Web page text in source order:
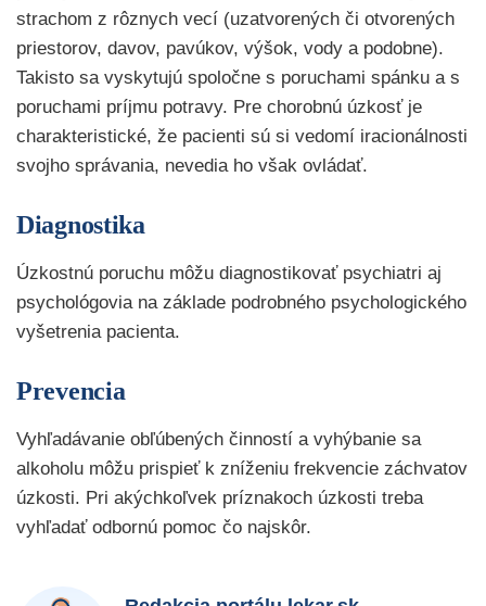
strachom z rôznych vecí (uzatvorených či otvorených
priestorov, davov, pavúkov, výšok, vody a podobne).
Takisto sa vyskytujú spoločne s poruchami spánku a s
poruchami príjmu potravy. Pre chorobnú úzkosť je
charakteristické, že pacienti sú si vedomí iracionálnosti
svojho správania, nevedia ho však ovládať.
Diagnostika
Úzkostnú poruchu môžu diagnostikovať psychiatri aj
psychológovia na základe podrobného psychologického
vyšetrenia pacienta.
Prevencia
Vyhľadávanie obľúbených činností a vyhýbanie sa
alkoholu môžu prispieť k zníženiu frekvencie záchvatov
úzkosti. Pri akýchkoľvek príznakoch úzkosti treba
vyhľadať odbornú pomoc čo najskôr.